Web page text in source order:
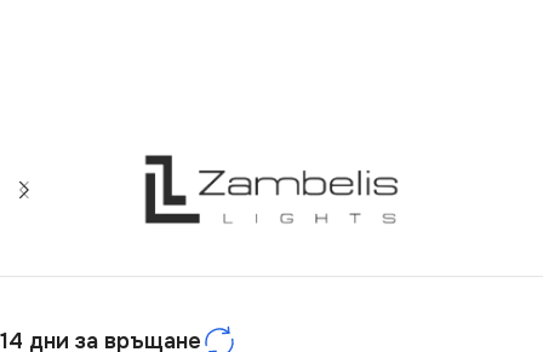
14 дни за връщане